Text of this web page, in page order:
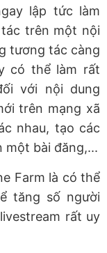
lập tức làm
trên một nội
tương tác càng
có thể làm rất
với nội dung
trên mạng xã
nhau, tạo các
một bài đăng,...
Farm là có thể
tăng số người
rất uy